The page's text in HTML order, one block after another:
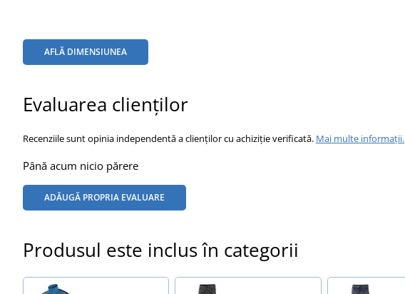
AFLĂ DIMENSIUNEA
Evaluarea clienților
Recenziile sunt opinia independentă a clienților cu achiziție verificată. Mai multe informații.
Până acum nicio părere
ADĂUGĂ PROPRIA EVALUARE
Produsul este inclus în categorii